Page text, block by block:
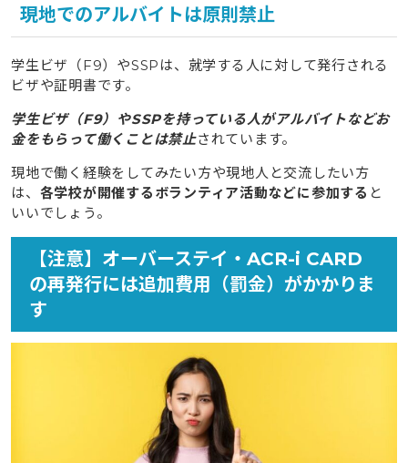
現地でのアルバイトは原則禁止
学生ビザ（F9）やSSPは、就学する人に対して発行される
ビザや証明書です。
学生ビザ（F9）やSSPを持っている人がアルバイトなどお
金をもらって働くことは禁止されています。
現地で働く経験をしてみたい方や現地人と交流したい方
は、 各学校が開催するボランティア活動などに参加する と
いいでしょう。
【注意】オーバーステイ・ACR-i CARD
の再発行には追加費用（罰金）がかかりま
す